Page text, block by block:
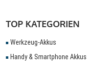
TOP KATEGORIEN
Werkzeug-Akkus
Handy & Smartphone Akkus